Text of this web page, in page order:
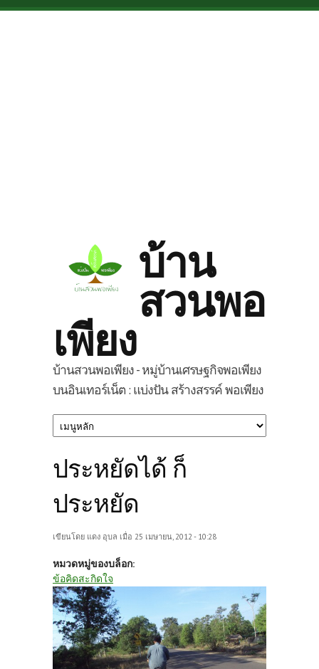
Skip to main content
บ้าน
สวนพอ
เพียง
บ้านสวนพอเพียง - หมู่บ้านเศรษฐกิจพอเพียง
บนอินเทอร์เน็ต : แบ่งปัน สร้างสรรค์ พอเพียง
ประหยัดได้ ก็
ประหยัด
เขียนโดย แดง อุบล เมื่อ 25 เมษายน, 2012 - 10:28
หมวดหมู่ของบล็อก:
ข้อคิดสะกิดใจ